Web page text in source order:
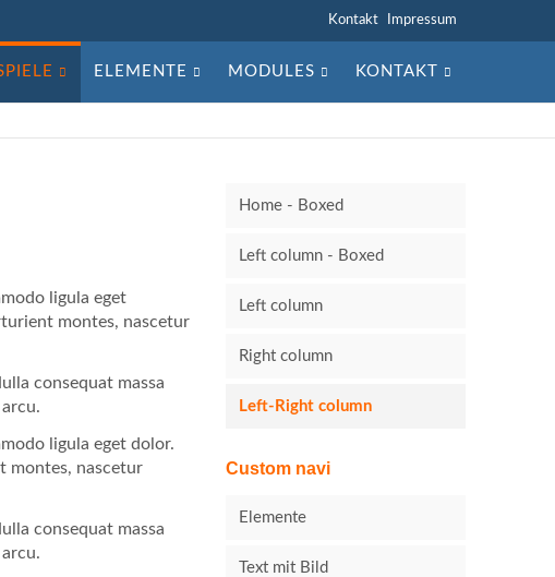
Navigation
überspringen
Kontakt Impressum
ELEMENTE MODULES KONTAKT
dolor sit
adipiscing
ligula eget
montes, nascetur
consequat massa
ligula eget dolor.
montes, nascetur
consequat massa
Home - Boxed
Left column - Boxed
Left column
Right column
Left-Right column
Custom navi
Elemente
Text mit Bild